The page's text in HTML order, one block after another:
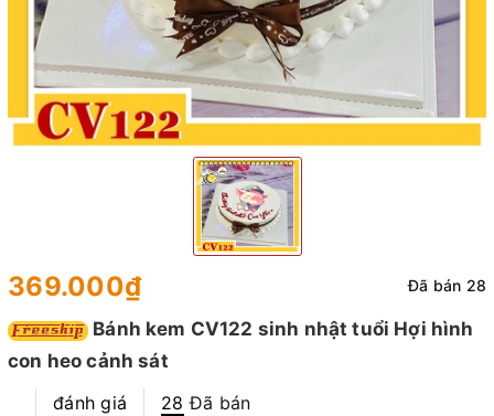
369.000₫ Đã bán 28
Bánh kem CV122 sinh nhật tuổi Hợi hình
con heo cảnh sát
đánh giá
28 Đã bán